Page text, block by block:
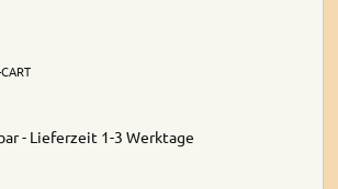
- Lieferzeit 1-3 Werktage